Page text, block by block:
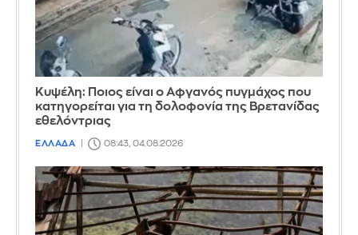
Κυψέλη: Ποιος είναι ο Αφγανός πυγμάχος που
κατηγορείται για τη δολοφονία της Βρετανίδας
εθελόντριας
ΕΛΛΑΔΑ 08:43, 04.08.2026